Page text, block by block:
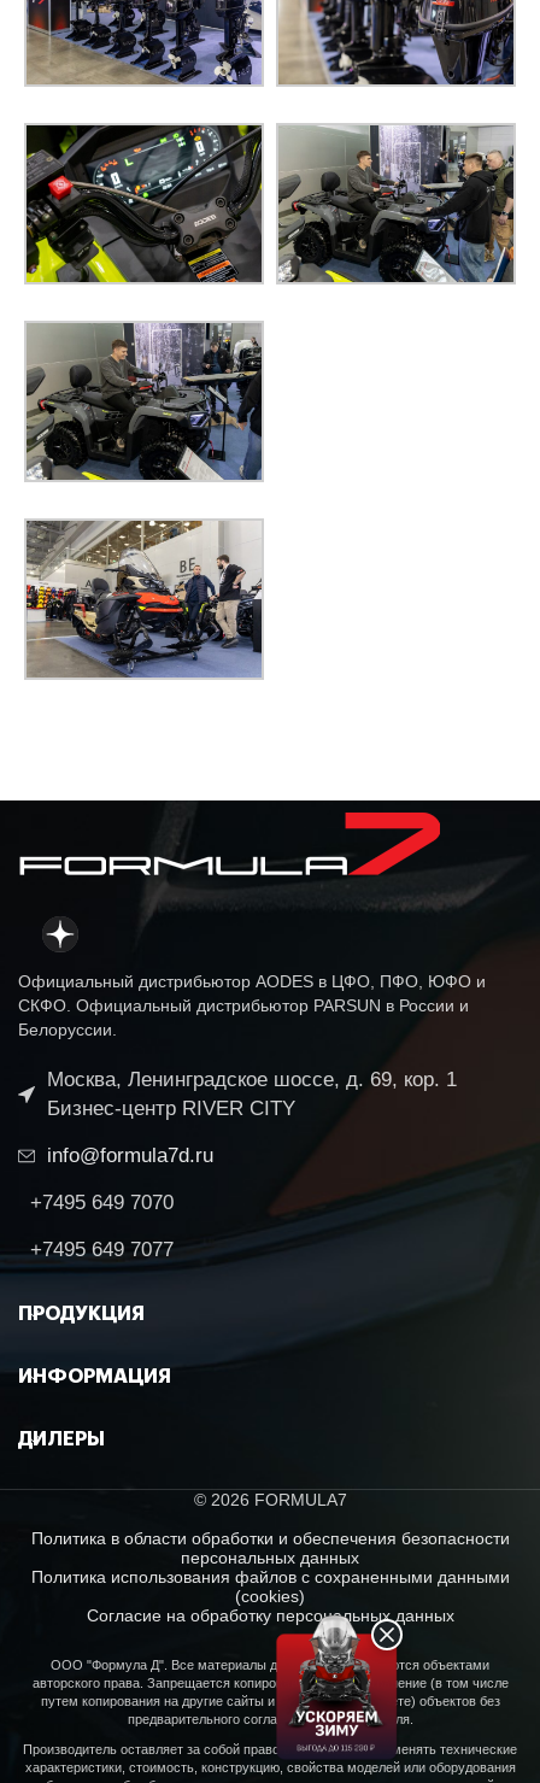
Официальный дистрибьютор AODES в ЦФО, ПФО, ЮФО и
СКФО. Официальный дистрибьютор PARSUN в России и
Белоруссии.
Москва, Ленинградское шоссе, д. 69, кор. 1
Бизнес-центр RIVER CITY
info@formula7d.ru
+7495 649 7070
+7495 649 7077
ПРОДУКЦИЯ
ИНФОРМАЦИЯ
ДИЛЕРЫ
© 2026 FORMULA7
Политика в области обработки и обеспечения безопасности
персональных данных
Политика использования файлов с сохраненными данными
(cookies)
Согласие на обработку персональных данных
ООО "Формула Д". Все материалы данного сайта являются объектами
авторского права. Запрещается копирование, распространение (в том числе
путем копирования на другие сайты и ресурсы в Интернете) объектов без
предварительного согласия правообладателя.
Производитель оставляет за собой право в любое время изменять технические
характеристики, стоимость, конструкцию, свойства моделей или оборудования